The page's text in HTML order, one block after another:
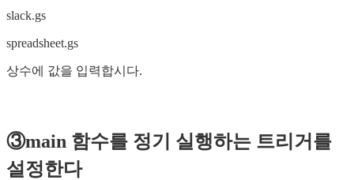
slack.gs
spreadsheet.gs
상수에 값을 입력합시다.
③main 함수를 정기 실행하는 트리거를
설정한다